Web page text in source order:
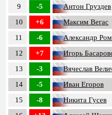
9
-5 Антон Груздев
10
+6 Максим Вегас
11
-6 Александр
12
+7 Игорь
13
-3 Вячеслав
14
-5 Иван Егоров
15
-8 Никита Гусев